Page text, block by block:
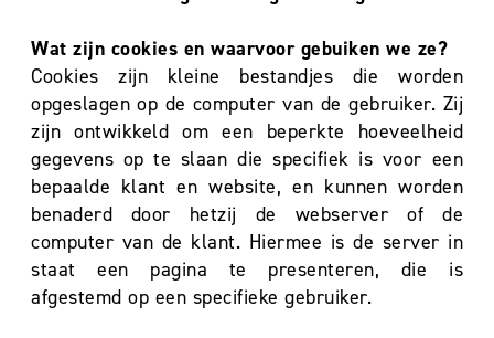
Wat zijn cookies en waarvoor gebuiken we ze?
Cookies zijn kleine bestandjes die worden
opgeslagen op de computer van de gebruiker. Zij
zijn ontwikkeld om een beperkte hoeveelheid
gegevens op te slaan die specifiek is voor een
bepaalde klant en website, en kunnen worden
benaderd door hetzij de webserver of de
computer van de klant. Hiermee is de server in
staat een pagina te presenteren, die is
afgestemd op een specifieke gebruiker.